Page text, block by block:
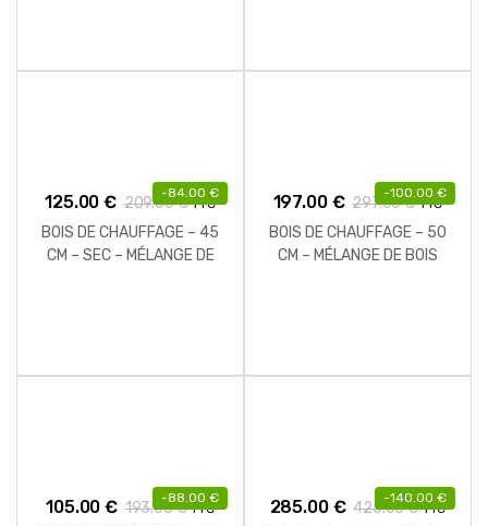
-84.00 €
125.00€ 209.00€ TTC
BOIS DE CHAUFFAGE – 45
CM – SEC – MÉLANGE DE
-100.00 €
197.00 € 297.00€ TTC
BOIS DE CHAUFFAGE – 50
CM – MÉLANGE DE BOIS
-88.00 €
105.00€ 193.00€ TTC
-140.00 €
285.00 € 425.00€ TTC